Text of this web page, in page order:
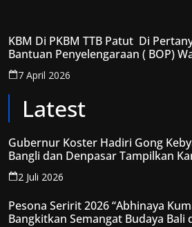
KBM Di PKBM TTB Patut Di
Bantuan Penyelengaraan ( BOP)
7 April 2026
Latest
Gubernur Koster Hadiri Gong
Bangli dan Denpasar Tampilkan
Spiritual
2 Juli 2026
Pesona Seririt 2026 “Abhinaya
Bangkitkan Semangat Budaya